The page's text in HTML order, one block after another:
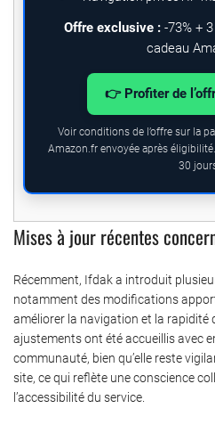
Offre exclusive : -73% +
cadeau
👉 Profiter de
Voir conditions de l’offre sur la
Amazon.fr envoyée après
30
Mises à jour récentes
Récemment, Ifdak a introduit
notamment des modifications
améliorer la navigation et la rapidité
ajustements ont été accueillis avec
communauté, bien qu’elle reste
site, ce qui reflète une conscience
l’accessibilité du service.